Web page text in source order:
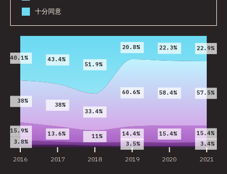
十分同意
2016 2017 2018 2019 2020 2021
2016 2017 2018 2019 2020 2021
3.8% 3.5% 3.4%
15.9% 13.6% 11% 14.4% 15.4% 15.4%
38%
38%
33.4%
60.6% 58.4% 57.5%
40.1% 43.4%
51.9%
20.8% 22.3% 22.9%